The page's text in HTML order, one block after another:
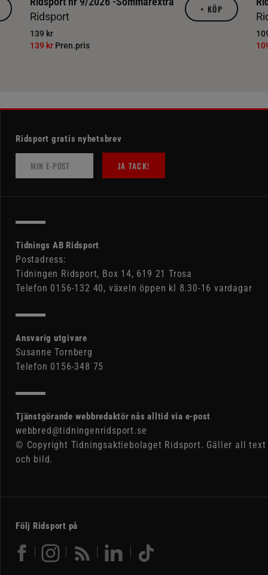
Ridsport
139 kr
139 kr Pren.pris
+ KÖP
Ridsport gratis nyhetsbrev
JA TACK!
Tidnings AB Ridsport
Postadress:
Tidningen Ridsport, Box 14, 619 21 Trosa
Telefon 0156-132 40, växeln öppen kl 8.30-16 vardagar
Ansvarig utgivare
Susanne Tornberg
Telefon 0156-348 75
Tjänstgörande webbredaktör nås alltid via e-post
webbred@tidningenridsport.se
© Copyright Tidningsaktiebolaget Ridsport. Gäller all text
och bild.
Följ Ridsport på